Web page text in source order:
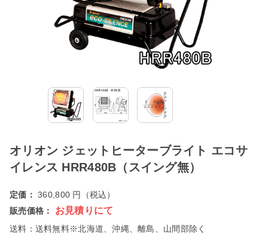
オリオン ジェットヒーターブライト エコサ
イレンス HRR480B（スイング無）
定価： 360,800 円（税込）
販売価格：
お見積りにて
送料： 送料無料※北海道、沖縄、離島、山間部除く